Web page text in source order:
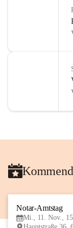
Notar-Amtstag
Mi., 11. Nov.,